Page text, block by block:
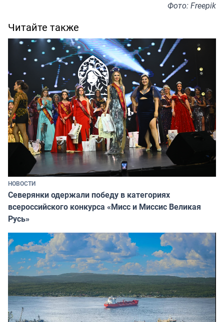
Фото: Freepik
Читайте также
НОВОСТИ
Северянки одержали победу в категориях
всероссийского конкурса «Мисс и Миссис Великая
Русь»